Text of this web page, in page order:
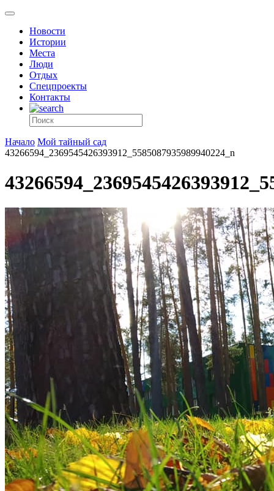
Новости
Истории
Места
Люди
Отдых
Спецпроекты
Контакты
Начало Мой тайный сад
43266594_2369545426393912_5585087935989940224_n